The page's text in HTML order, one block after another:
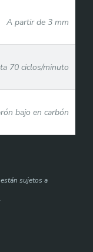
A partir de 3 mm
70 ciclos/minuto
bajo en carbón
sujetos a